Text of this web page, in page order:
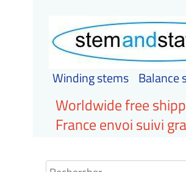
Winding stems Balance
Worldwide free
France envoi suivi